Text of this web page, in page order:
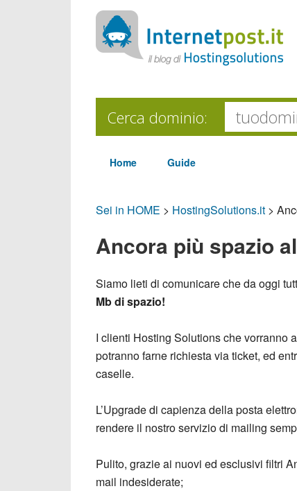
Cerca dominio:
Home Guide
Sei in HOME > HostingSolutions.it >
Ancora più spazio
Siamo lieti di comunicare che da oggi
Mb di spazio!
I clienti Hosting Solutions che vorranno
potranno farne richiesta via ticket, ed
caselle.
L’Upgrade di capienza della posta
rendere il nostro servizio di mailing
Pulito, grazie ai nuovi ed esclusivi filtri
mail indesiderate;